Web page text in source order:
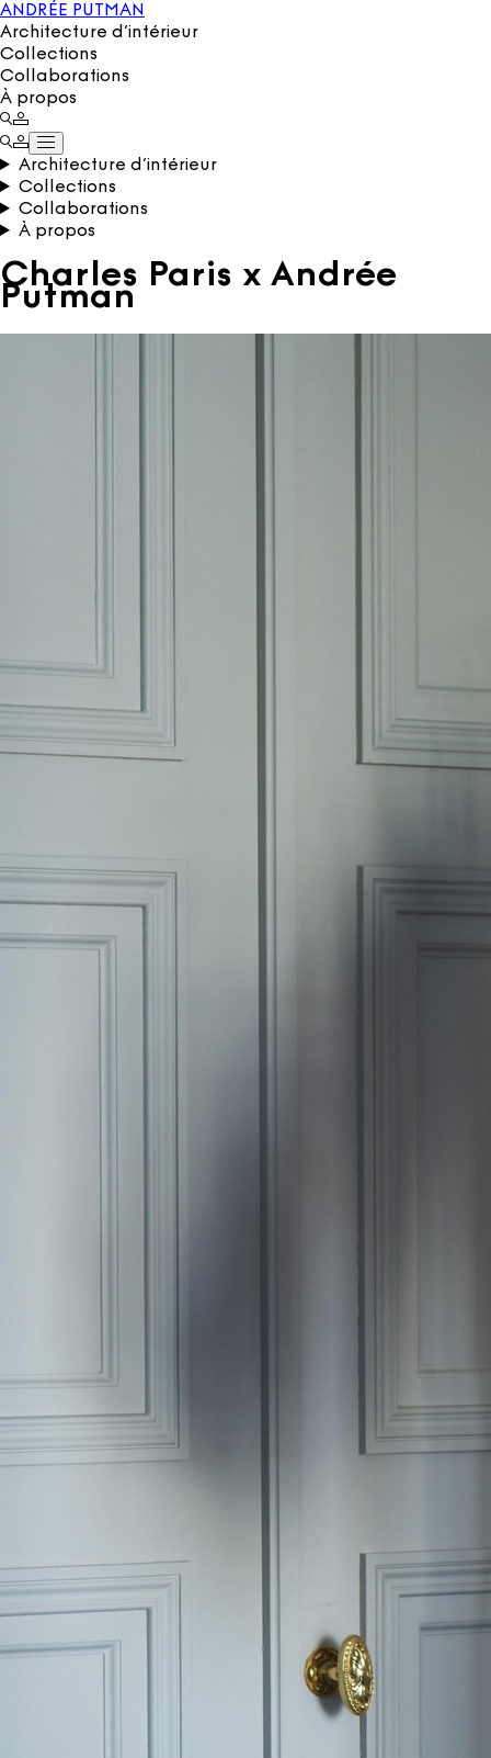
ANDRÉE PUTMAN
Architecture d’intérieur
Collections
Collaborations
À propos
Architecture d’intérieur
Collections
Collaborations
À propos
Charles Paris x Andrée
Putman